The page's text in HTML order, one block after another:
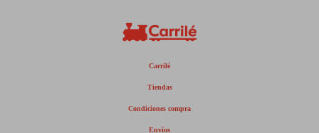
Carrilé
Tiendas
Condiciones compra
Envíos